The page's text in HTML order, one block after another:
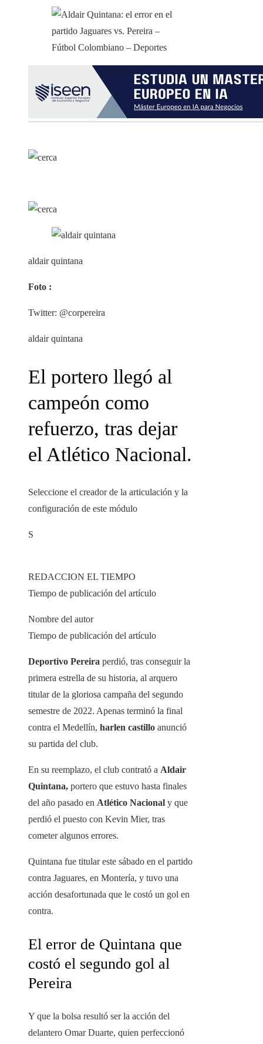
aldair quintana
Foto :
Twitter: @corpereira
aldair quintana
El portero llegó al
campeón como
refuerzo, tras dejar
el Atlético Nacional.
Seleccione el creador de la articulación y la
configuración de este módulo
S
REDACCION EL TIEMPO
Tiempo de publicación del artículo
Nombre del autor
Tiempo de publicación del artículo
Deportivo Pereira perdió, tras conseguir la
primera estrella de su historia, al arquero
titular de la gloriosa campaña del segundo
semestre de 2022. Apenas terminó la final
contra el Medellín, harlen castillo anunció
su partida del club.
En su reemplazo, el club contrató a Aldair
Quintana, portero que estuvo hasta finales
del año pasado en Atlético Nacional y que
perdió el puesto con Kevin Mier, tras
cometer algunos errores.
Quintana fue titular este sábado en el partido
contra Jaguares, en Montería, y tuvo una
acción desafortunada que le costó un gol en
contra.
El error de Quintana que
costó el segundo gol al
Pereira
Y que la bolsa resultó ser la acción del
delantero Omar Duarte, quien perfeccionó